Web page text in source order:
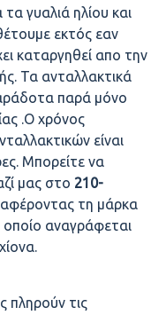
τα γυαλιά ηλίου και
εκτός εαν
καταργηθεί απο την
Τα ανταλλακτικά
παρά μόνο
.Ο χρόνος
είναι
Μπορείτε να
μας στο 210-
τη μάρκα
αναγράφεται
πληρούν τις